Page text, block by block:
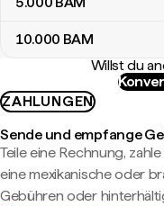
10.000 BAM
Willst du
ZAHLUNGEN
Sende und empfange
Teile eine Rechnung,
eine mexikanische oder
Gebühren oder